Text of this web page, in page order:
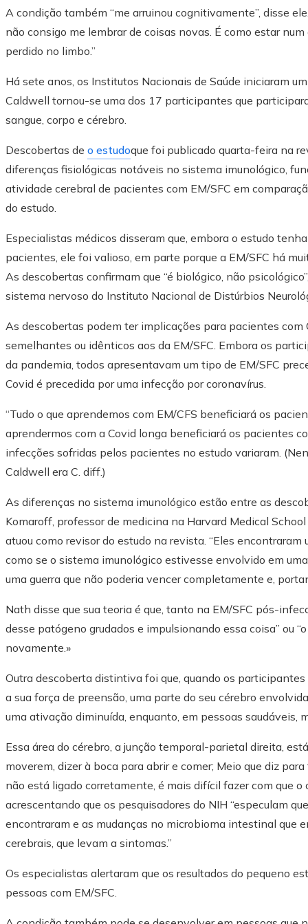
A condição também “me arruinou cognitivamente”, disse
não consigo me lembrar de coisas novas. É como estar
perdido no limbo.”
Há sete anos, os Institutos Nacionais de Saúde iniciaram
Caldwell tornou-se uma dos 17 participantes que
sangue, corpo e cérebro.
Descobertas de o estudoque foi publicado quarta-feira na
diferenças fisiológicas notáveis ​​no sistema imunológico,
atividade cerebral de pacientes com EM/SFC em
do estudo.
Especialistas médicos disseram que, embora o estudo
pacientes, ele foi valioso, em parte porque a EM/SFC há
As descobertas confirmam que “é biológico, não
sistema nervoso do Instituto Nacional de Distúrbios
As descobertas podem ter implicações para pacientes
semelhantes ou idênticos aos da EM/SFC. Embora os
da pandemia, todos apresentavam um tipo de EM/SFC
Covid é precedida por uma infecção por coronavírus.
“Tudo o que aprendemos com EM/CFS beneficiará os
aprendermos com a Covid longa beneficiará os pacientes
infecções sofridas pelos pacientes no estudo variaram.
Caldwell era C. diff.)
As diferenças no sistema imunológico estão entre as
Komaroff, professor de medicina na Harvard Medical
atuou como revisor do estudo na revista. “Eles
como se o sistema imunológico estivesse envolvido em
uma guerra que não poderia vencer completamente e,
Nath disse que sua teoria é que, tanto na EM/SFC pós-
desse patógeno grudados e impulsionando essa coisa” ou
novamente.»
Outra descoberta distintiva foi que, quando os
a sua força de preensão, uma parte do seu cérebro
uma ativação diminuída, enquanto, em pessoas saudáveis,
Essa área do cérebro, a junção temporal-parietal direita,
moverem, dizer à boca para abrir e comer; Meio que diz
não está ligado corretamente, é mais difícil fazer com que o
acrescentando que os pesquisadores do NIH “especulam
encontraram e as mudanças no microbioma intestinal que
cerebrais, que levam a sintomas.”
Os especialistas alertaram que os resultados do pequeno
pessoas com EM/SFC.